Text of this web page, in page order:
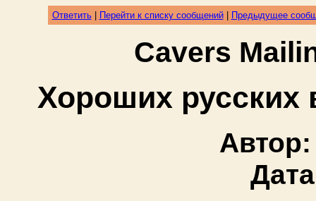
Ответить| Перейти к списку сообщений| Предыдущее
Cavers
Хороших русских